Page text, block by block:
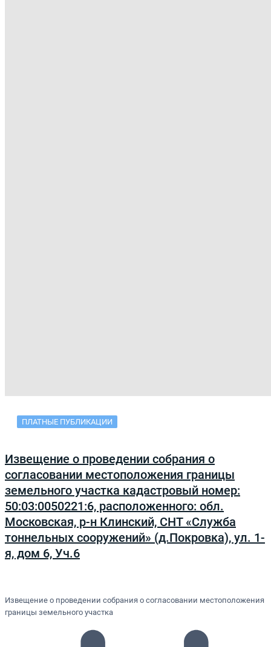
ПЛАТНЫЕ ПУБЛИКАЦИИ
Извещение о проведении собрания о
согласовании местоположения границы
земельного участка кадастровый номер:
50:03:0050221:6, расположенного: обл.
Московская, р-н Клинский, СНТ «Служба
тоннельных сооружений» (д.Покровка), ул. 1-
я, дом 6, Уч.6
Извещение о проведении собрания о согласовании местоположения
границы земельного участка